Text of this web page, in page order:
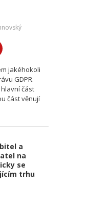
jakéhokoli
GDPR.
část
část věnují
a
na
se
trhu